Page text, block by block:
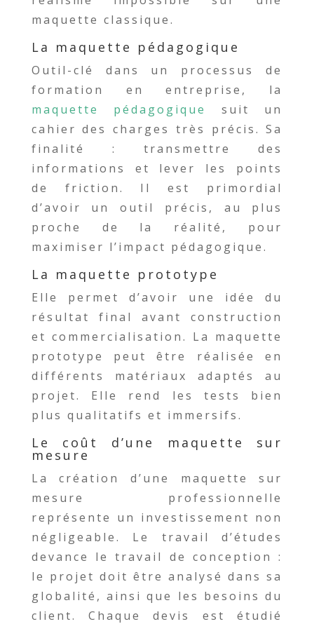
maquette classique.
La maquette pédagogique
Outil-clé dans un processus de
formation en entreprise, la
maquette pédagogique
suit un
cahier des charges très précis. Sa
finalité : transmettre des
informations et lever les points
de friction. Il est primordial
d’avoir un outil précis, au plus
proche de la réalité, pour
maximiser l’impact pédagogique.
La maquette prototype
Elle permet d’avoir une idée du
résultat final avant construction
et commercialisation. La maquette
prototype peut être réalisée en
différents matériaux adaptés au
projet. Elle rend les tests bien
plus qualitatifs et immersifs.
Le coût d’une maquette sur
mesure
La création d’une maquette sur
mesure professionnelle
représente un investissement non
négligeable. Le travail d’études
devance le travail de conception :
le projet doit être analysé dans sa
globalité, ainsi que les besoins du
client. Chaque devis est étudié